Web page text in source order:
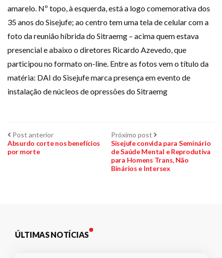
amarelo. Nº topo, à esquerda, está a logo comemorativa dos
35 anos do Sisejufe; ao centro tem uma tela de celular com a
foto da reunião híbrida do Sitraemg – acima quem estava
presencial e abaixo o diretores Ricardo Azevedo, que
participou no formato on-line. Entre as fotos vem o título da
matéria: DAI do Sisejufe marca presença em evento de
instalação de núcleos de opressões do Sitraemg
Navegação
de
Post anteriorPost
anterior:
Absurdo corte nos benefícios
por morte
Próximo post Próximo
post:
Sisejufe convida para Seminário
de Saúde Mental e Reprodutiva
para Homens Trans, Não
Binários e Intersex
ÚLTIMAS NOTÍCIAS